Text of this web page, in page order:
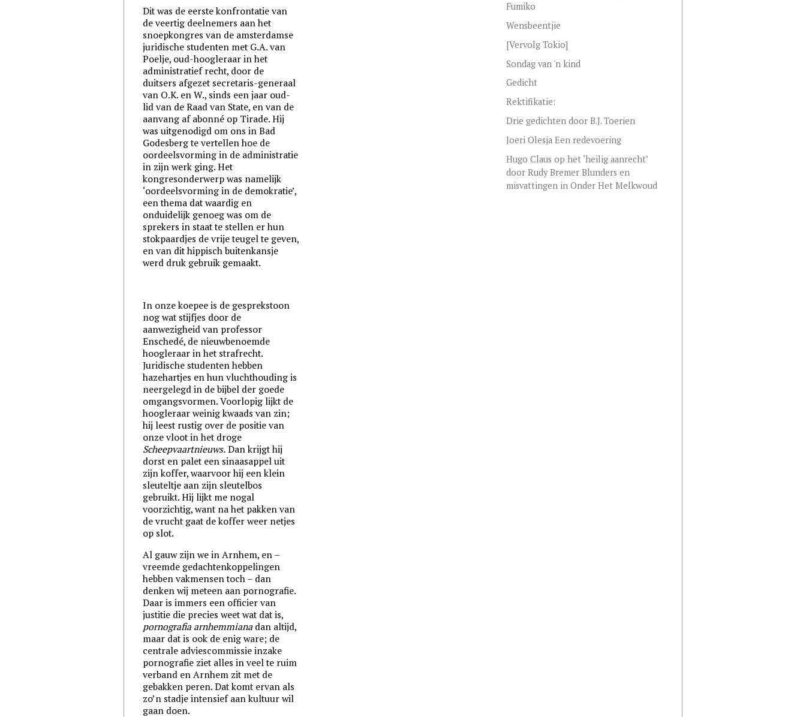
Dit was de eerste konfrontatie van
de veertig deelnemers aan het
snoepkongres van de amsterdamse
juridische studenten met G.A. van
Poelje, oud-hoogleraar in het
administratief recht, door de
duitsers afgezet secretaris-generaal
van O.K. en W., sinds een jaar oud-
lid van de Raad van State, en van de
aanvang af abonné op Tirade. Hij
was uitgenodigd om ons in Bad
Godesberg te vertellen hoe de
oordeelsvorming in de administratie
in zijn werk ging. Het
kongresonderwerp was namelijk
‘oordeelsvorming in de demokratie’,
een thema dat waardig en
onduidelijk genoeg was om de
sprekers in staat te stellen er hun
stokpaardjes de vrije teugel te geven,
en van dit hippisch buitenkansje
werd druk gebruik gemaakt.
In onze koepee is de gesprekstoon
nog wat stijfjes door de
aanwezigheid van professor
Enschedé, de nieuwbenoemde
hoogleraar in het strafrecht.
Juridische studenten hebben
hazehartjes en hun vluchthouding is
neergelegd in de bijbel der goede
omgangsvormen. Voorlopig lijkt de
hoogleraar weinig kwaads van zin;
hij leest rustig over de positie van
onze vloot in het droge
Scheepvaartnieuws. Dan krijgt hij
dorst en palet een sinaasappel uit
zijn koffer, waarvoor hij een klein
sleuteltje aan zijn sleutelbos
gebruikt. Hij lijkt me nogal
voorzichtig, want na het pakken van
de vrucht gaat de koffer weer netjes
op slot.
Al gauw zijn we in Arnhem, en –
vreemde gedachtenkoppelingen
hebben vakmensen toch – dan
denken wij meteen aan pornografie.
Daar is immers een officier van
justitie die precies weet wat dat is,
pornografia arnhemmiana dan altijd,
maar dat is ook de enig ware; de
centrale adviescommissie inzake
pornografie ziet alles in veel te ruim
verband en Arnhem zit met de
gebakken peren. Dat komt ervan als
zo’n stadje intensief aan kultuur wil
gaan doen.
Fumiko
Wensbeentjie
[Vervolg Tokio]
Sondag van 'n kind
Gedicht
Rektifikatie:
Drie gedichten door B.J. Toerien
Joeri Olesja Een redevoering
Hugo Claus op het ‘heilig aanrecht’
door Rudy Bremer Blunders en
misvattingen in Onder Het Melkwoud